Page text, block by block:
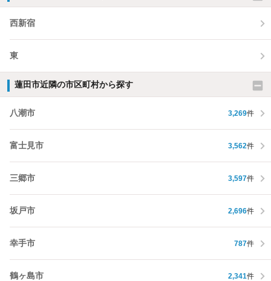
西新宿
東
蓮田市近隣の市区町村から探す
八潮市 3,269件
富士見市 3,562件
三郷市 3,597件
坂戸市 2,696件
幸手市 787件
鶴ヶ島市 2,341件